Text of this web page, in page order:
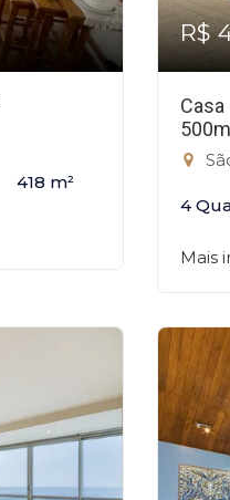
418 m²
R$
4
Mais